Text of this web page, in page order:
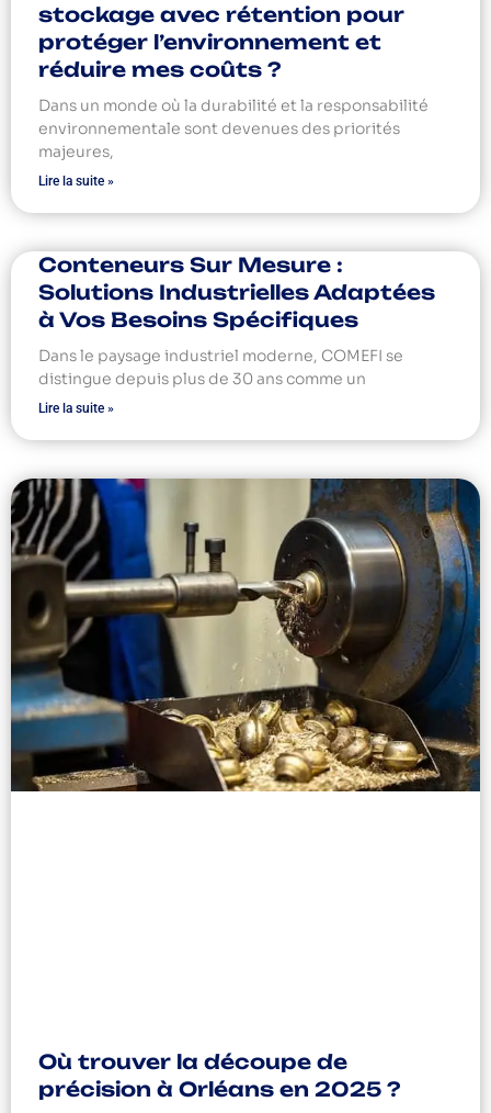
stockage avec rétention pour
protéger l’environnement et
réduire mes coûts ?
Dans un monde où la durabilité et la responsabilité
environnementale sont devenues des priorités
majeures,
Lire la suite »
Conteneurs Sur Mesure :
Solutions Industrielles Adaptées
à Vos Besoins Spécifiques
Dans le paysage industriel moderne, COMEFI se
distingue depuis plus de 30 ans comme un
Lire la suite »
Où trouver la découpe de
précision à Orléans en 2025 ?